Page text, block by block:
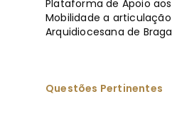
Plataforma de Apoio
Mobilidade a
Arquidiocesana de
Questões Pertinentes